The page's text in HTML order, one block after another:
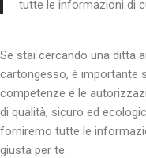
tutte le informazioni di
Se stai cercando una ditta
cartongesso, è importante
competenze e le
di qualità, sicuro ed
forniremo tutte le
giusta per te.